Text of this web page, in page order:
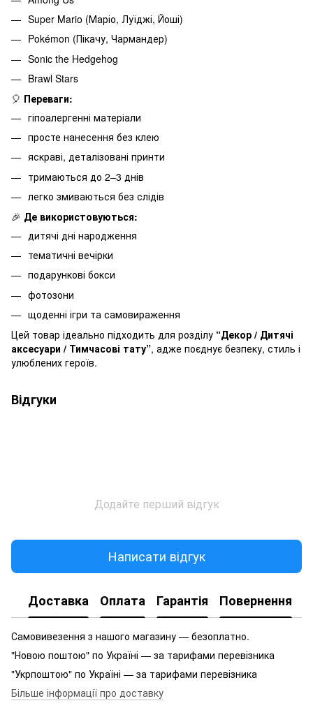
Super Mario (Маріо, Луїджі, Йоші)
Pokémon (Пікачу, Чармандер)
Sonic the Hedgehog
Brawl Stars
🎈 Переваги:
гіпоалергенні матеріали
просте нанесення без клею
яскраві, деталізовані принти
тримаються до 2–3 днів
легко змиваються без слідів
🎉 Де використовуються:
дитячі дні народження
тематичні вечірки
подарункові бокси
фотозони
щоденні ігри та самовираження
Цей товар ідеально підходить для розділу “Декор / Дитячі
аксесуари / Тимчасові тату”, адже поєднує безпеку, стиль і
улюблених героїв.
Відгуки
Додайте перший відгук
Написати відгук
Доставка Оплата Гарантія Повернення
Самовивезення з нашого магазину — безоплатно.
"Новою поштою" по Україні — за тарифами перевізника
"Укрпоштою" по Україні — за тарифами перевізника
Більше інформації про доставку